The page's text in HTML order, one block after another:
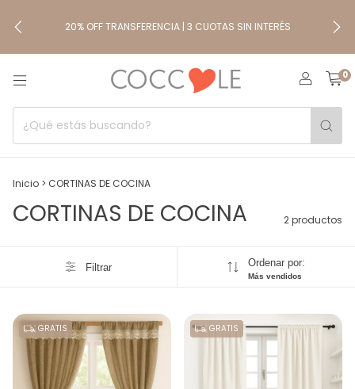
20% OFF TRANSFERENCIA | 3 CUOTAS SIN INTERÉS
0
Inicio > CORTINAS DE COCINA
CORTINAS DE COCINA 2 productos
Filtrar Ordenar por:
Más vendidos
GRATIS GRATIS